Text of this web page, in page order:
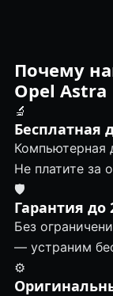
Почему
Opel Astra
🔬
Бесплатная
Компьютерная
Не платите за
🛡
Гарантия до
Без
— устраним
⚙️